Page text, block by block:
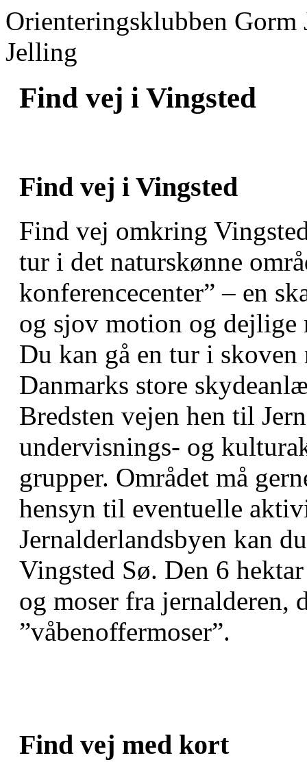
Orienteringsklubben
Jelling
Find vej i Vingsted
Find vej i Vingsted
Find vej omkring
tur i det naturskønne
konferencecenter” – en
og sjov motion og dejlige
Du kan gå en tur i
Danmarks store
Bredsten vejen hen til
undervisnings- og
grupper. Området må
hensyn til eventuelle
Jernalderlandsbyen kan
Vingsted Sø. Den 6
og moser fra jernalderen,
”våbenoffermoser”.
Find vej med kort